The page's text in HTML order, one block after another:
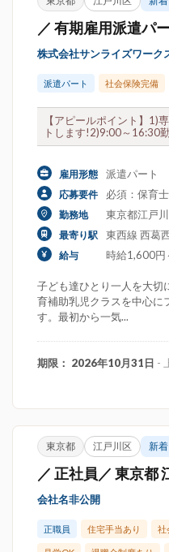
／ 有期雇用派遣パ
株式会社サンライズワーク
派遣パート 社会保険完備
【アピールポイント】1)
トします!2)9:00～16:30
雇用形態 派遣パート
応募要件 必須：保育
勤務地 東京都江戸
最寄り駅 東西線 西葛
給与 時給1,600円
子ども達ひとり一人を大切
育補助乳児クラスを中心に
す。最初から一気...
期限： 2026年10月31日 -
東京都 江戸川区 新着
／ 正社員／ 東京都
会社名非公開
正職員 住宅手当あり 社